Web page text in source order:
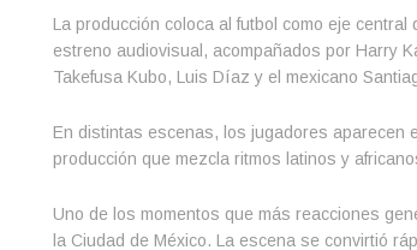
La producción coloca al futbol como eje
estreno audiovisual, acompañados por Harry
Takefusa Kubo, Luis Díaz y el mexicano
En distintas escenas, los jugadores aparecen
producción que mezcla ritmos latinos y
Uno de los momentos que más reacciones
la Ciudad de México. La escena se convirtió